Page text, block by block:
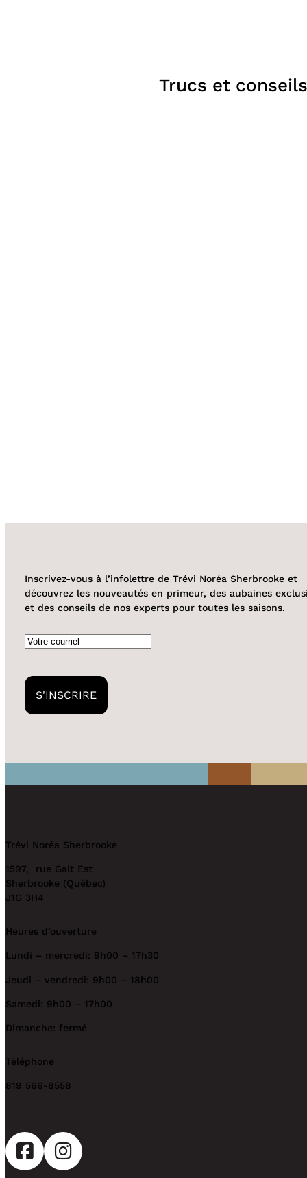
Trucs et conseils
Inscrivez-vous à l’infolettre de Trévi Noréa Sherbrooke et
découvrez les nouveautés en primeur, des aubaines
et des conseils de nos experts pour toutes les saisons.
Courriel
Trévi Noréa Sherbrooke
1597, rue Galt Est
Sherbrooke (Québec)
J1G 3H4
Heures d’ouverture
Lundi – mercredi: 9h00 – 17h30
Jeudi – vendredi: 9h00 – 18h00
Samedi: 9h00 – 17h00
Dimanche: fermé
Téléphone
819 566-8558